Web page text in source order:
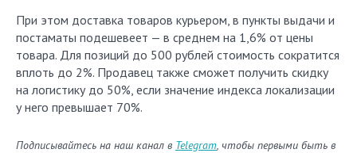
При этом доставка товаров курьером, в пункты выдачи и
постаматы подешевеет — в среднем на 1,6% от цены
товара. Для позиций до 500 рублей стоимость сократится
вплоть до 2%. Продавец также сможет получить скидку
на логистику до 50%, если значение индекса локализации
у него превышает 70%.
Подписывайтесь на наш канал в Telegram, чтобы первыми быть в